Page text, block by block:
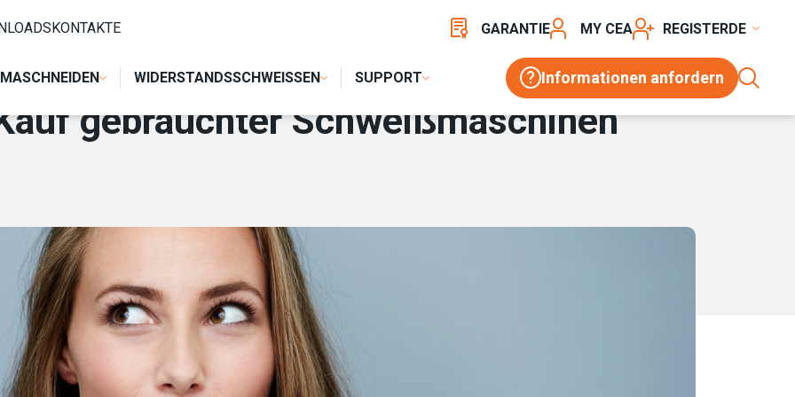
WIDERSTANDSSCHWEISSEN SUPPORT Informationen anfordern
KONTAKTE GARANTIE MY CEA REGISTER
gebrauchter Schweißmaschinen